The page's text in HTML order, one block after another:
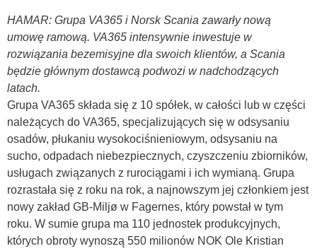
HAMAR: Grupa VA365 i Norsk Scania zawarły nową
umowę ramową. VA365 intensywnie inwestuje w
rozwiązania bezemisyjne dla swoich klientów, a Scania
będzie głównym dostawcą podwozi w nadchodzących
latach.
Grupa VA365 składa się z 10 spółek, w całości lub w części
należących do VA365, specjalizujących się w odsysaniu
osadów, płukaniu wysokociśnieniowym, odsysaniu na
sucho, odpadach niebezpiecznych, czyszczeniu zbiorników,
usługach związanych z rurociągami i ich wymianą. Grupa
rozrastała się z roku na rok, a najnowszym jej członkiem jest
nowy zakład GB-Miljø w Fagernes, który powstał w tym
roku. W sumie grupa ma 110 jednostek produkcyjnych,
których obroty wynoszą 550 milionów NOK Ole Kristian